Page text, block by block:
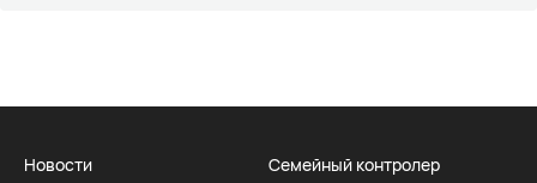
Новости
Семейный контролер